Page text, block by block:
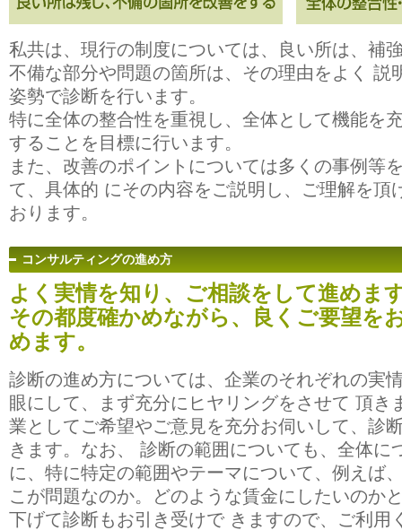
私共は、現行の制度については、良い所は、補
不備な部分や問題の箇所は、その理由をよく 説
姿勢で診断を行います。
特に全体の整合性を重視し、全体として機能を
することを目標に行います。
また、改善のポイントについては多くの事例等
て、具体的 にその内容をご説明し、ご理解を頂
おります。
コンサルティングの進め方
よく実情を知り、ご相談をして進めま
その都度確かめながら、良くご要望を
めます。
診断の進め方については、企業のそれぞれの実
眼にして、まず充分にヒヤリングをさせて 頂き
業としてご希望やご意見を充分お伺いして、診
きます。なお、 診断の範囲についても、全体に
に、特に特定の範囲やテーマについて、例えば
こが問題なのか。どのような賃金にしたいのか
下げて診断もお引き受けで きますので、ご利用